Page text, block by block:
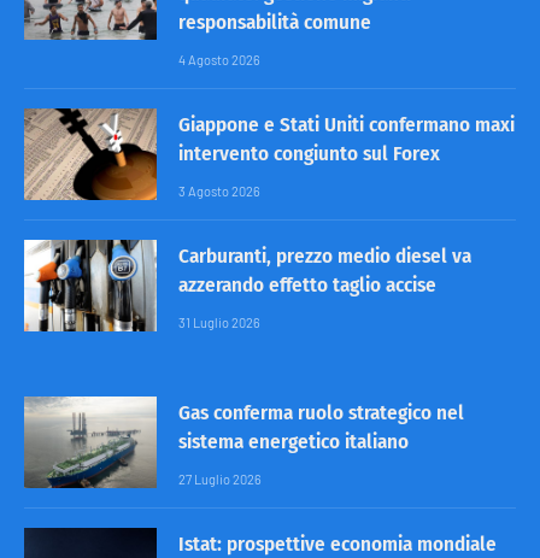
responsabilità comune
4 Agosto 2026
Giappone e Stati Uniti confermano maxi
intervento congiunto sul Forex
3 Agosto 2026
Carburanti, prezzo medio diesel va
azzerando effetto taglio accise
31 Luglio 2026
Gas conferma ruolo strategico nel
sistema energetico italiano
27 Luglio 2026
Istat: prospettive economia mondiale